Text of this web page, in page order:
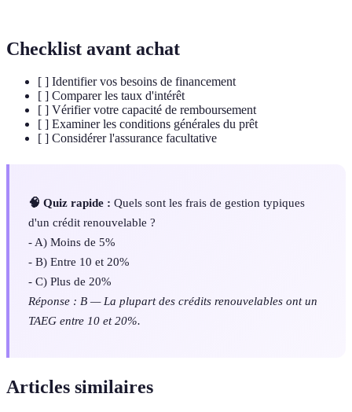
Checklist avant achat
[ ] Identifier vos besoins de financement
[ ] Comparer les taux d'intérêt
[ ] Vérifier votre capacité de remboursement
[ ] Examiner les conditions générales du prêt
[ ] Considérer l'assurance facultative
🧠 Quiz rapide : Quels sont les frais de gestion typiques
d'un crédit renouvelable ?
- A) Moins de 5%
- B) Entre 10 et 20%
- C) Plus de 20%
Réponse : B — La plupart des crédits renouvelables ont un
TAEG entre 10 et 20%.
Articles similaires